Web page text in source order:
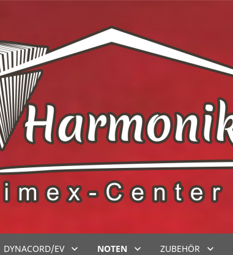
DYNACORD/EV NOTEN ZUBEHÖR